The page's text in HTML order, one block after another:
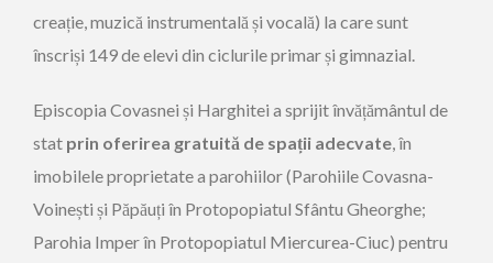
creație, muzică instrumentală și vocală) la care sunt
înscriși 149 de elevi din ciclurile primar și gimnazial.
Episcopia Covasnei și Harghitei a sprijit învățământul de
stat prin oferirea gratuită de spații adecvate, în
imobilele proprietate a parohiilor (Parohiile Covasna-
Voinești și Păpăuți în Protopopiatul Sfântu Gheorghe;
Parohia Imper în Protopopiatul Miercurea-Ciuc) pentru